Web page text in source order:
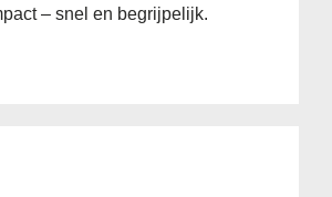
– snel en begrijpelijk.